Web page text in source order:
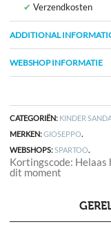
Verzendkosten
ADDITIONAL
WEBSHOP INFORMATIE
CATEGORIËN: KINDER
MERKEN:GIOSEPPO.
WEBSHOPS:SPARTOO.
Kortingscode: Helaas
dit moment